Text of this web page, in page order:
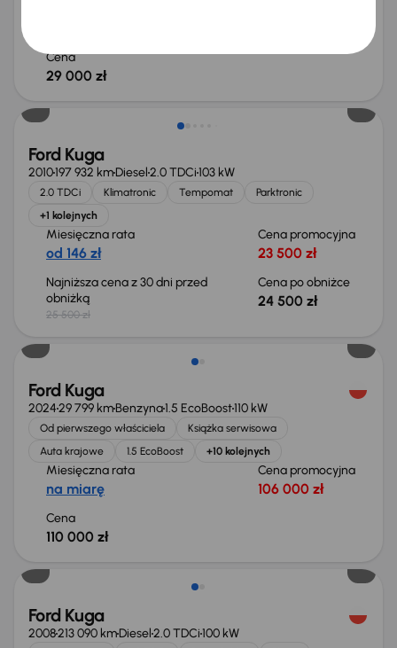
Cena
29 000 zł
Ford Kuga
2010197 932 kmDiesel2.0 TDCi103 kW
2.0 TDCi Klimatronic Tempomat
Parktronic
+1 kolejnych
Miesięczna rata
od 146 zł
Cena promocyjna
23 500 zł
Najniższa cena z 30 dni przed
obniżką
25 500 zł
Cena po obniżce
24 500 zł
Od nowego taniej o 40 000 zł
Ford Kuga
202429 799 kmBenzyna1.5 EcoBoost110 kW
Od pierwszego właściciela
Książka serwisowa
Auta krajowe
1.5 EcoBoost +10 kolejnych
Miesięczna rata
na miarę
Cena promocyjna
106 000 zł
Cena
110 000 zł
Ford Kuga
2008213 090 kmDiesel2.0 TDCi100 kW